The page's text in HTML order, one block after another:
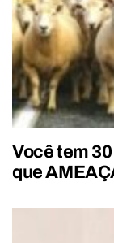
Você tem
que